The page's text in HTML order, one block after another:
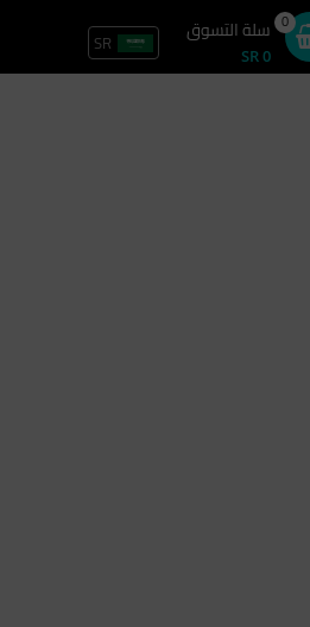
0 سلة التسوق
SR 0
SRتسجيل الدخول / سجل